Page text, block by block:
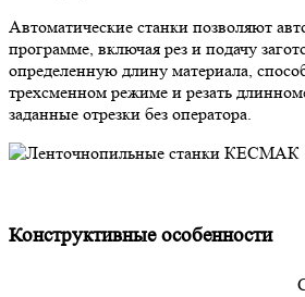
Автоматические станки позволяют
программе, включая рез и подачу
определенную длину материала,
трехсменном режиме и резать
заданные отрезки без оператора.
Конструктивные особенности